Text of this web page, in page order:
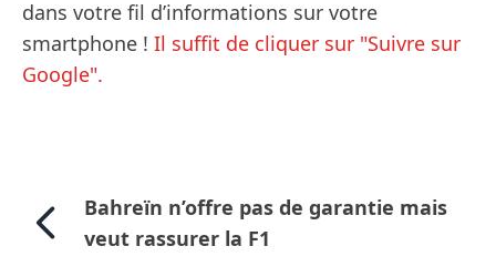
dans votre fil d’informations sur votre
smartphone ! Il suffit de cliquer sur "Suivre sur
Google".
Bahreïn n’offre pas de garantie mais
veut rassurer la F1